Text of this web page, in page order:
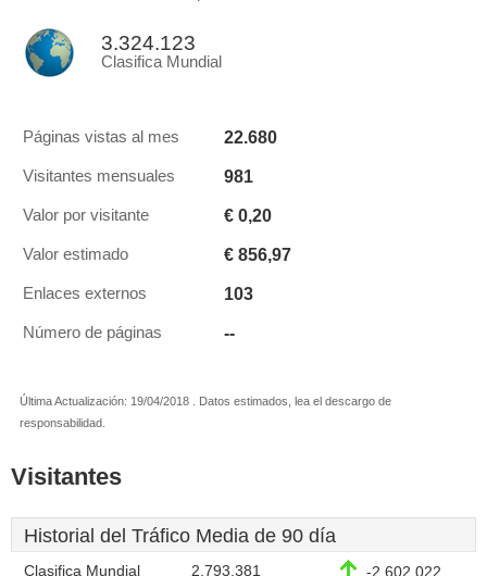
3.324.123
Clasifica Mundial
Páginas vistas al mes 22.680
Visitantes mensuales 981
Valor por visitante € 0,20
Valor estimado € 856,97
Enlaces externos 103
Número de páginas --
Última Actualización: 19/04/2018 . Datos estimados, lea el descargo de
responsabilidad.
Visitantes
Historial del Tráfico Media de 90 día
Clasifica Mundial 2.793.381 -2.602.022